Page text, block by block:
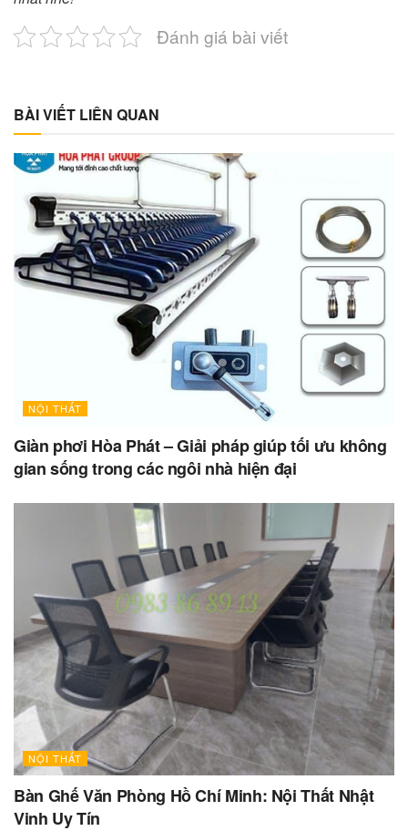
Đánh giá bài viết
BÀI VIẾT LIÊN QUAN
NỘI THẤT
Giàn phơi Hòa Phát – Giải pháp giúp tối ưu không
gian sống trong các ngôi nhà hiện đại
NỘI THẤT
Bàn Ghế Văn Phòng Hồ Chí Minh: Nội Thất Nhật
Vinh Uy Tín